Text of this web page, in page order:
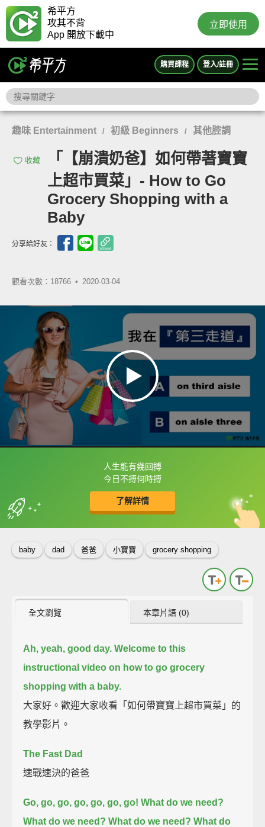
希平方
攻其不背
App 開放下載中
立即使用
購買課程 登入/註冊
趣味 Entertainment / 初級 Beginners / 其他腔調
收藏
「【崩潰奶爸】如何帶著寶寶
上超市買菜」- How to Go
Grocery Shopping with a
Baby
分享給好友：
觀看次數：18766 • 2020-03-04
人生能有幾回搏
今日不搏何時搏
了解詳情
框選或點兩下字幕可以直接查字典喔！
收錄佳句 中
英
baby dad 爸爸 小寶寶 grocery shopping
全文瀏覽 本章片語 (0)
Ah, yeah, good day. Welcome to this
instructional video on how to go grocery
shopping with a baby.
大家好。歡迎大家收看「如何帶寶寶上超市買菜」的
教學影片。
The Fast Dad
速戰速決的爸爸
Go, go, go, go, go, go, go! What do we need?
What do we need? What do we need? What do